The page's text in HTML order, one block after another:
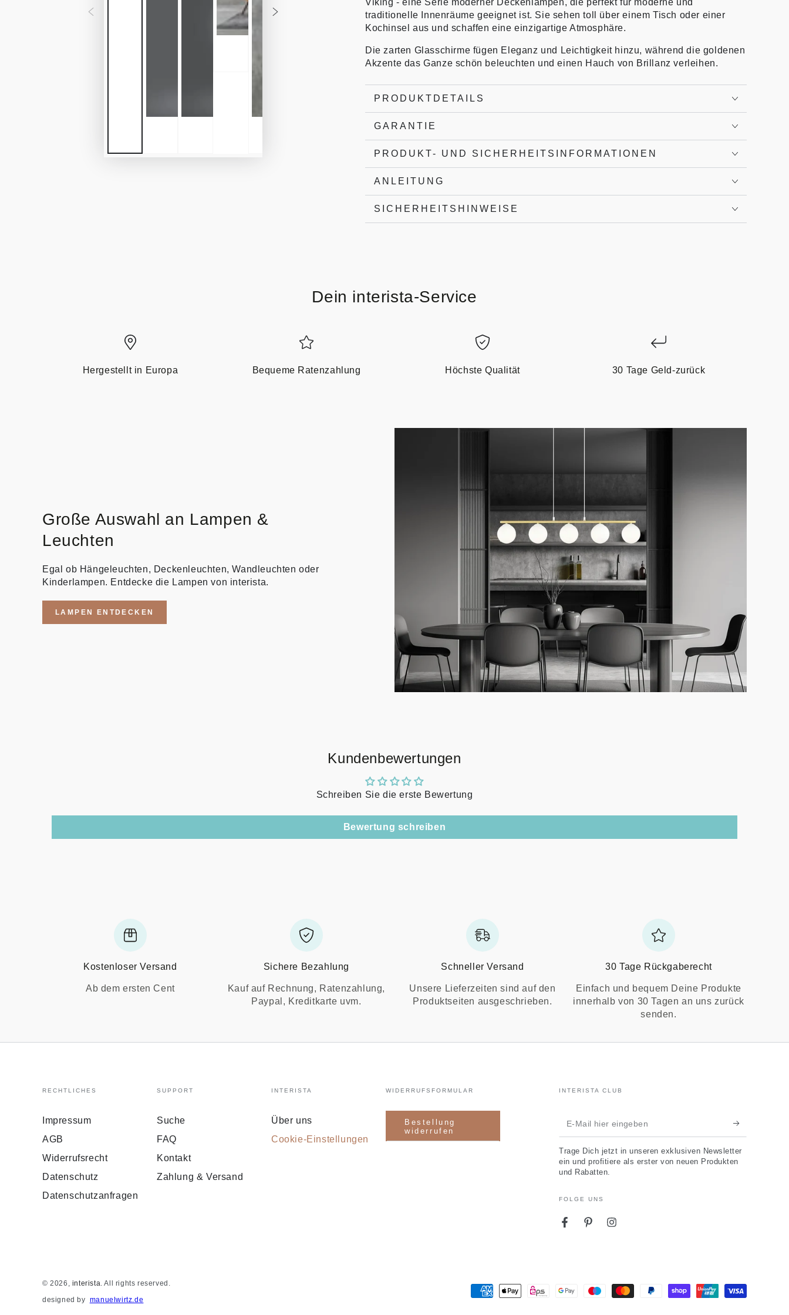
traditionelle Innenräume geeignet ist. Sie sehen toll über einem Tisch oder einer
Kochinsel aus und schaffen eine einzigartige Atmosphäre.
Die zarten Glasschirme fügen Eleganz und Leichtigkeit hinzu, während die goldenen
Akzente das Ganze schön beleuchten und einen Hauch von Brillanz verleihen.
PRODUKTDETAILS
GARANTIE
PRODUKT- UND SICHERHEITSINFORMATIONEN
ANLEITUNG
SICHERHEITSHINWEISE
Dein interista-Service
Hergestellt in Europa Bequeme Ratenzahlung Höchste Qualität 30 Tage Geld-zurück
Große Auswahl an Lampen &
Leuchten
Egal ob Hängeleuchten, Deckenleuchten, Wandleuchten oder
Kinderlampen. Entdecke die Lampen von interista.
LAMPEN ENTDECKEN
Kundenbewertungen
Schreiben Sie die erste Bewertung
Bewertung schreiben
Kostenloser Versand
Ab dem ersten Cent
Sichere Bezahlung
Kauf auf Rechnung, Ratenzahlung,
Paypal, Kreditkarte uvm.
Schneller Versand
Unsere Lieferzeiten sind auf den
Produktseiten ausgeschrieben.
30 Tage Rückgaberecht
Einfach und bequem Deine Produkte
innerhalb von 30 Tagen an uns zurück
senden.
RECHTLICHES
Impressum
AGB
Widerrufsrecht
Datenschutz
Datenschutzanfragen
SUPPORT
Suche
FAQ
Kontakt
Zahlung & Versand
INTERISTA
Über uns
Cookie-Einstellungen
WIDERRUFSFORMULAR
Bestellung
widerrufen
INTERISTA CLUB
E-
Mail
hier
eingeben
Trage Dich jetzt in unseren exklusiven Newsletter
ein und profitiere als erster von neuen Produkten
und Rabatten.
FOLGE UNS
FacebookPinterestInstagram
© 2026, interista. All rights reserved.
designed by manuelwirtz.de
Zahlungsmöglichkeiten